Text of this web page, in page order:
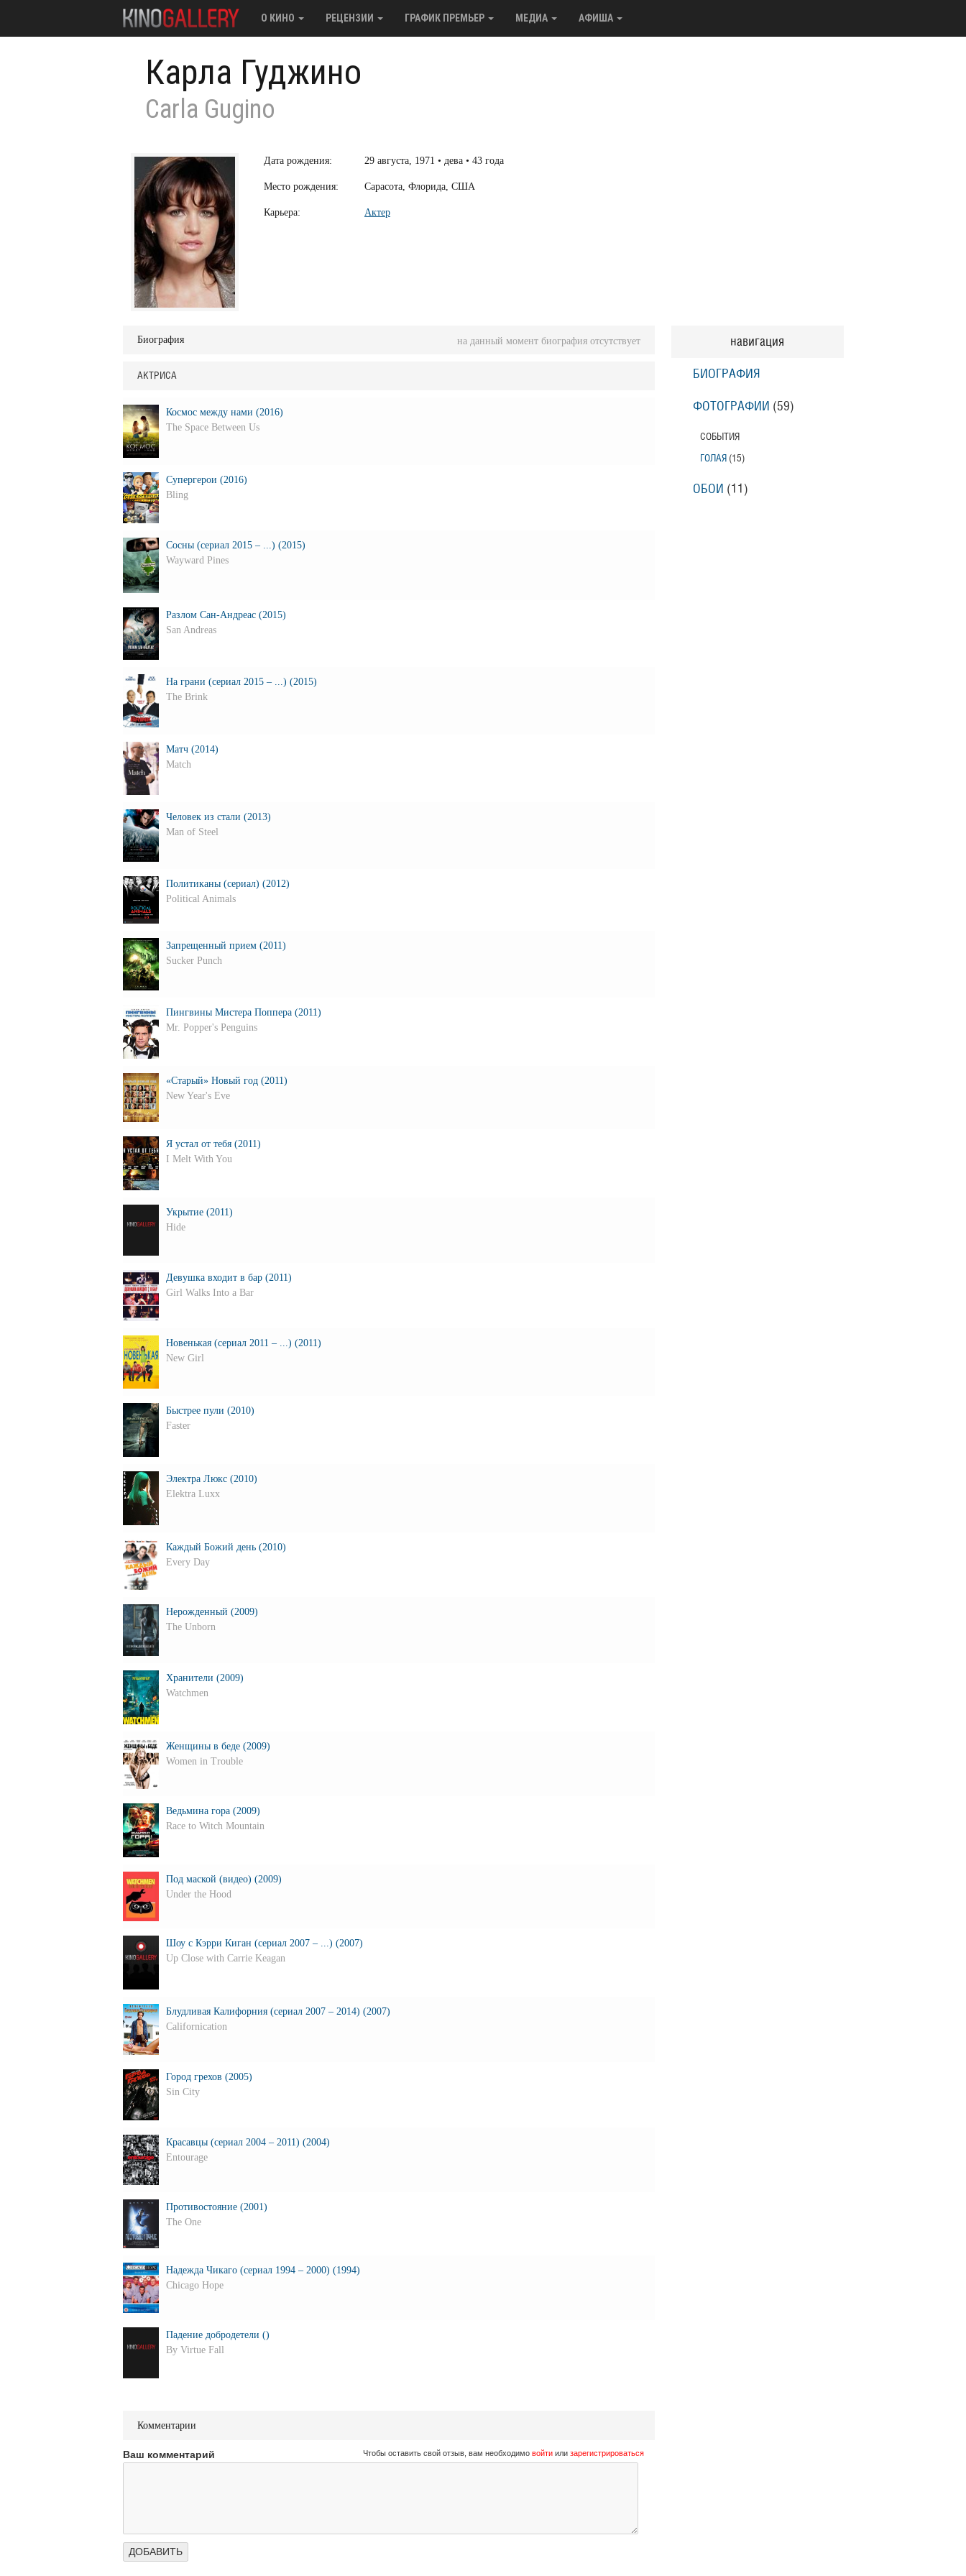
О КИНО РЕЦЕНЗИИ ГРАФИК ПРЕМЬЕР МЕДИА АФИША
Карла Гуджино
Carla Gugino
Дата рождения: 29 августа, 1971 • дева • 43 года
Место рождения: Сарасота, Флорида, США
Карьера: Актер
навигация
БИОГРАФИЯ
ФОТОГРАФИИ (59)
СОБЫТИЯ
ГОЛАЯ (15)
ОБОИ (11 )
Биография на данный момент биография отсутствует
АКТРИСА
Космос между нами (2016)
The Space Between Us
Супергерои (2016)
Bling
Сосны (сериал 2015 – ...) (2015)
Wayward Pines
Разлом Сан-Андреас (2015)
San Andreas
На грани (сериал 2015 – ...) (2015)
The Brink
Матч (2014)
Match
Человек из стали (2013)
Man of Steel
Политиканы (сериал) (2012)
Political Animals
Запрещенный прием (2011)
Sucker Punch
Пингвины Мистера Поппера (2011)
Mr. Popper's Penguins
«Старый» Новый год (2011)
New Year's Eve
Я устал от тебя (2011)
I Melt With You
Укрытие (2011)
Hide
Девушка входит в бар (2011)
Girl Walks Into a Bar
Новенькая (сериал 2011 – ...) (2011)
New Girl
Быстрее пули (2010)
Faster
Электра Люкс (2010)
Elektra Luxx
Каждый Божий день (2010)
Every Day
Нерожденный (2009)
The Unborn
Хранители (2009)
Watchmen
Женщины в беде (2009)
Women in Trouble
Ведьмина гора (2009)
Race to Witch Mountain
Под маской (видео) (2009)
Under the Hood
Шоу с Кэрри Киган (сериал 2007 – ...) (2007)
Up Close with Carrie Keagan
Блудливая Калифорния (сериал 2007 – 2014) (2007)
Californication
Город грехов (2005)
Sin City
Красавцы (сериал 2004 – 2011) (2004)
Entourage
Противостояние (2001)
The One
Надежда Чикаго (сериал 1994 – 2000) (1994)
Chicago Hope
Падение добродетели ()
By Virtue Fall
Комментарии
Ваш комментарий Чтобы оставить свой отзыв, вам необходимо войтиили зарегистрироваться